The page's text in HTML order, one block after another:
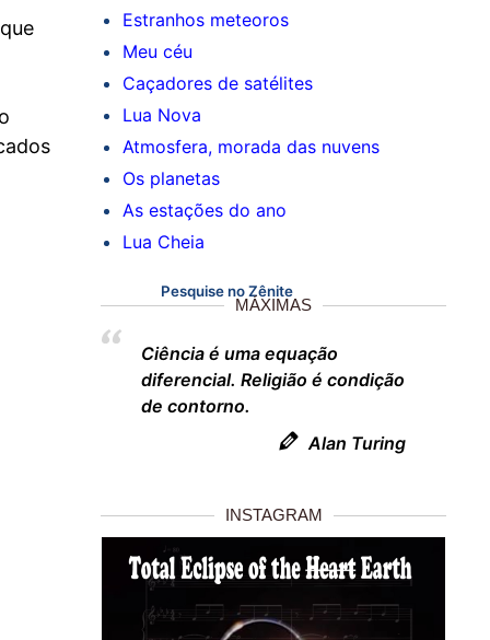
Estranhos meteoros
Meu céu
Caçadores de satélites
Lua Nova
Atmosfera, morada das nuvens
Os planetas
As estações do ano
Lua Cheia
Pesquise no Zênite
MÁXIMAS
Ciência é uma equação
diferencial. Religião é condição
de contorno.
Alan Turing
INSTAGRAM